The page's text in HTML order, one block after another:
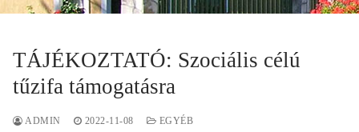
TÁJÉKOZTATÓ: Szociális célú
tűzifa támogatásra
ADMIN 2022-11-08 EGYÉB